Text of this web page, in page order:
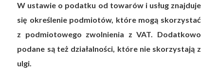
W ustawie o podatku od towarów i usług znajduje
się określenie podmiotów, które mogą skorzystać
z podmiotowego zwolnienia z VAT. Dodatkowo
podane są też działalności, które nie skorzystają z
ulgi.